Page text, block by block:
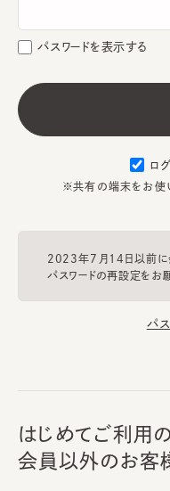
パスワードを表示する
ロ
※共有の端末をお使
2023年7月14日以前に
パスワードの再設定をお
パ
はじめてご利用
会員以外のお客